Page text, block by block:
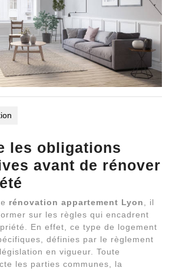
les obligations
avant de rénover
rénovation appartement Lyon
, il
sur les règles qui encadrent
En effet, ce type de logement
définies par le règlement
en vigueur. Toute
les parties communes, la